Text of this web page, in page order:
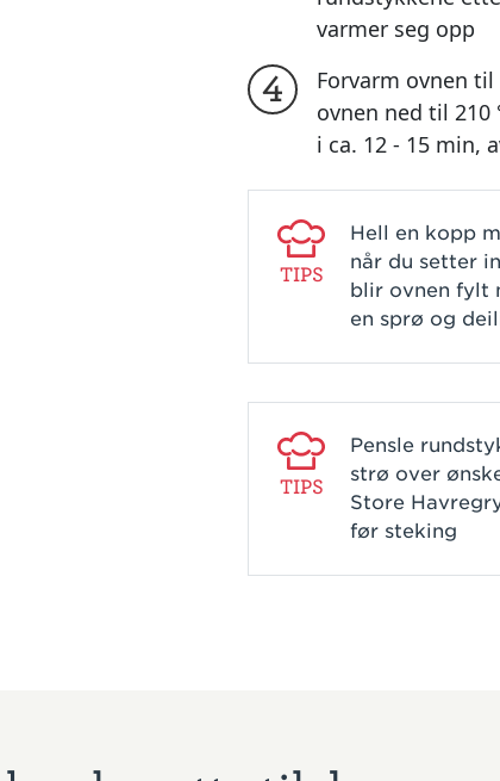
varmer seg opp
4
Forvarm ovnen
ovnen ned til 210
i ca. 12 - 15 min,
TIPS
Hell en kopp
når du setter
blir ovnen fylt
en sprø og
TIPS
Pensle
strø over
Store
før steking